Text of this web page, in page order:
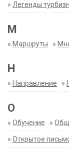
» Легенды
М
» Маршруты »
Н
» Направление »
О
» Обучение »
» Открытое